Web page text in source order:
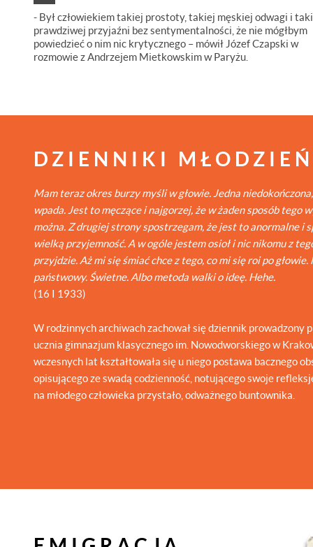
- Był człowiekiem takiej prostoty, takiej męskiej odwagi i
prawdziwej przyjaźni bez sentymentalności, że nie mógłbym
powiedzieć o nim nic krytycznego – mówił Józef Czapski w
rozmowie z Andrzejem Mietkowskim w Paryżu.
DZIENNIKI
Mam teraz okres burzy myśli w głowie. Jedna
wpada. Jest to męczące i najgorzej, że w żaden sposób tego
można. Z drugiej strony spostrzegam, że jest to anormalne i
wielką przyjemność. A w ogóle jestem osioł i nic nikomu z
przyjdzie. Aż mi się śmiać chce z tego, co mi się roi po
państwowy. Świetne. Albo metoda walki o ideę. Hehe.
(16 I 1933)
W rodzinnych archiwach zachował się dziennik prowadzony
ucznia gimnazjum klasycznego im. Nowodworskiego w
wczesnych lat kształtowała się u niego postawa bacznego
opisującego ze swadą codzienność, notującego swoje
na młodego człowieka przystało, odważnego buntownika.